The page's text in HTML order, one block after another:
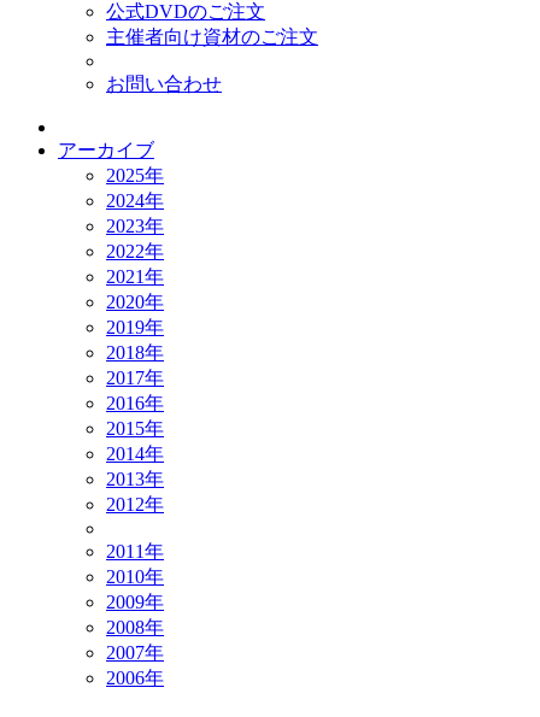
公式DVDのご注文
主催者向け資材のご注文
お問い合わせ
アーカイブ
2025年
2024年
2023年
2022年
2021年
2020年
2019年
2018年
2017年
2016年
2015年
2014年
2013年
2012年
2011年
2010年
2009年
2008年
2007年
2006年